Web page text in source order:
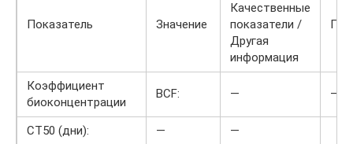
Показатель Значение
Качественные
показатели /
Другая
информация
Коэффициент
биоконцентрации
BCF: — —
CT50 (дни): — —